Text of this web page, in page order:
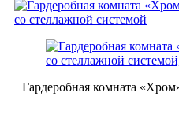
Гардеробная комната